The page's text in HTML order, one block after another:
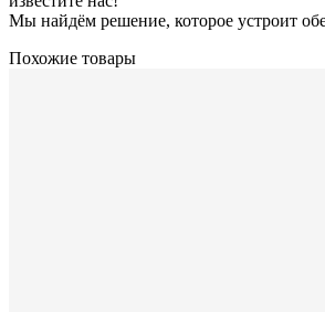
Мы найдём решение, которое устроит
Похожие товары